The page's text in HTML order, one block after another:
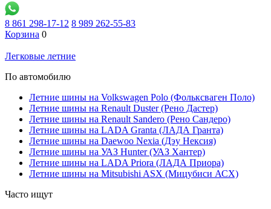
8 861 298-17-12 8 989 262-55-83
Корзина 0
Легковые летние
По автомобилю
Летние шины на Volkswagen Polo (Фольксваген Поло)
Летние шины на Renault Duster (Рено Дастер)
Летние шины на Renault Sandero (Рено Сандеро)
Летние шины на LADA Granta (ЛАДА Гранта)
Летние шины на Daewoo Nexia (Дэу Нексия)
Летние шины на УАЗ Hunter (УАЗ Хантер)
Летние шины на LADA Priora (ЛАДА Приора)
Летние шины на Mitsubishi ASX (Мицубиси АСХ)
Часто ищут